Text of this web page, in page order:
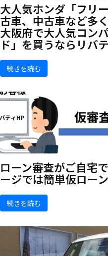
大人気ホンダ「フリ
古車、中古車など多
大阪府で大人気コン
ド」を買うならリバ
続きを読む
ローン審査がご自宅
ージでは簡単仮ロー
続きを読む